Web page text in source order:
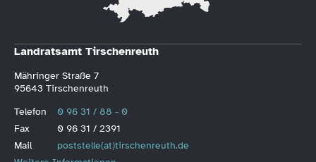
Landratsamt Tirschenreuth
Mähringer Straße 7
95643 Tirschenreuth
Telefon
0 96 31 / 88 - 0
Fax
0 96 31 / 2391
Mail
poststelle(at)tirschenreuth.de